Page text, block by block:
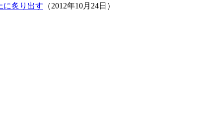
に炙り出す （2012年10月24日）